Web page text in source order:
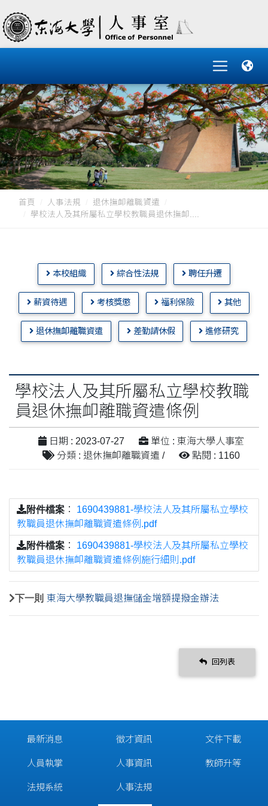
首頁 人事法規
退休撫卹離職資遣
學校法人及其所屬私立學校教職員退休撫卹....
本校組織 綜合性法規 聘任升遷
薪資待遇 考核獎懲 福利保險 其他
退休撫卹離職資遣 差勤請休假 進修研究
學校法人及其所屬私立學校教職
員退休撫卹離職資遣條例
日期 : 2023-07-27
單位 : 東海大學人事室
分類 : 退休撫卹離職資遣 /
點閱 : 1160
附件檔案 ： 1690439881-學校法人及其所屬私立學校
教職員退休撫卹離職資遣條例.pdf
附件檔案 ： 1690439881-學校法人及其所屬私立學校
教職員退休撫卹離職資遣條例施行細則.pdf
下一則 東海大學教職員退撫儲金增額提撥金辦法
回列表
最新消息
人員執掌
法規系統
徵才資訊
人事資訊
人事法規
文件下載
教師升等